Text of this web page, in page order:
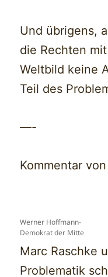
Und übrigens,
die Rechten
Weltbild keine
Teil des
—-
Kommentar von
Werner Hoffmann-
Demokrat der Mitte
Marc Raschke
Problematik